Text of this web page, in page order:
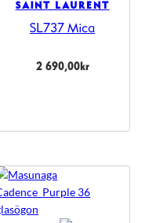
SAINT LAURENT
SL737 Mica
2 690,00kr